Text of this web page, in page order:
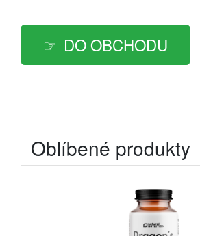
DO OBCHODU
Oblíbené produkty